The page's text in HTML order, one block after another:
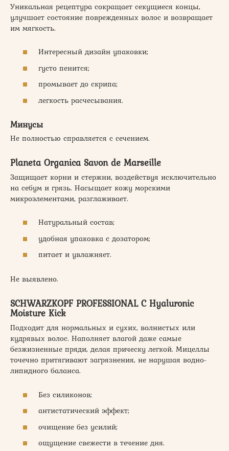
Уникальная рецептура сокращает секущиеся концы,
улучшает состояние поврежденных волос и возвращает
им мягкость.
Интересный дизайн упаковки;
густо пенится;
промывает до скрипа;
легкость расчесывания.
Минусы
Не полностью справляется с сечением.
Planeta Organica Savon de Marseille
Защищает корни и стержни, воздействуя исключительно
на себум и грязь. Насыщает кожу морскими
микроэлементами, разглаживает.
Натуральный состав;
удобная упаковка с дозатором;
питает и увлажняет.
Не выявлено.
SCHWARZKOPF PROFESSIONAL C Hyaluronic
Moisture Kick
Подходит для нормальных и сухих, волнистых или
кудрявых волос. Наполняет влагой даже самые
безжизненные пряди, делая прическу легкой. Мицеллы
точечно притягивают загрязнения, не нарушая водно-
липидного баланса.
Без силиконов;
антистатический эффект;
очищение без усилий;
ощущение свежести в течение дня.